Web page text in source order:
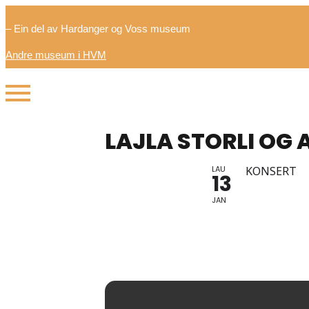
– Ein del av Hardanger og Voss museum
Andre museum i HVM
LAJLA STORLI OG
LAU
13
JAN
KONSERT